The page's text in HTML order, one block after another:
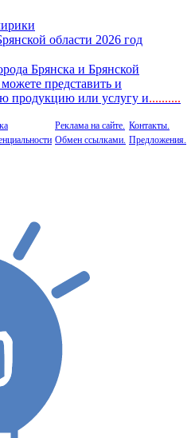
области 2026 год
Брянска и Брянской
представить и
продукцию или услугу и..........
Реклама на сайте.
Обмен ссылками.
Контакты.
Предложения.